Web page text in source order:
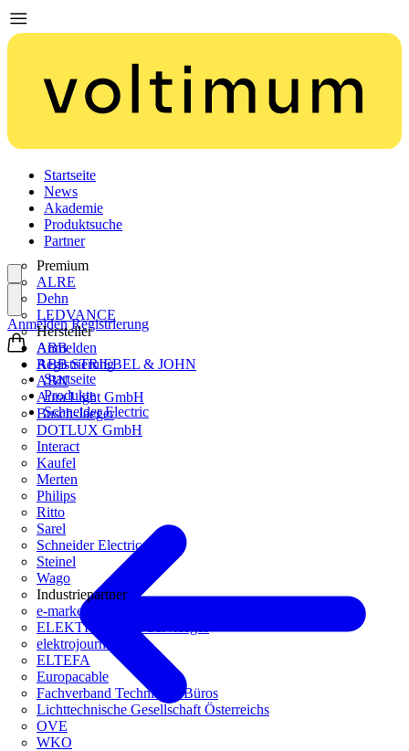
Startseite
News
Akademie
Produktsuche
Partner
Premium
ALRE
Dehn
LEDVANCE
Hersteller
ABB
ABB STRIEBEL & JOHN
ABN
Aura Light GmbH
Busch-Jaeger
DOTLUX GmbH
Interact
Kaufel
Merten
Philips
Ritto
Sarel
Schneider Electric
Steinel
Wago
Industriepartner
e-marke
ELEKTRO Daten Serviceges
elektrojournal
ELTEFA
Europacable
Fachverband Technische Büros
Lichttechnische Gesellschaft Österreichs
OVE
WKO
Anmelden
Registrierung
Anmelden Registrierung
Startseite
Produkte
Schneider Electric